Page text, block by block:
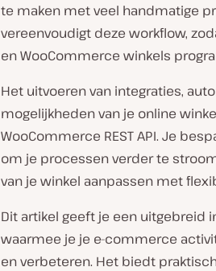
te maken met veel handmatige
vereenvoudigt deze workflow,
en WooCommerce winkels
Het uitvoeren van integraties,
mogelijkheden van je online
WooCommerce REST API. Je
om je processen verder te
van je winkel aanpassen met
Dit artikel geeft je een uitgebreid
waarmee je je e-commerce
en verbeteren. Het biedt